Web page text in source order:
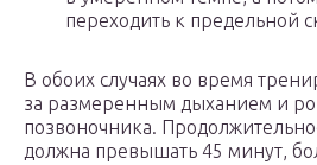
переходить к предельной
В обоих случаях во время
за размеренным дыханием и
позвоночника.
должна превышать 45 минут,